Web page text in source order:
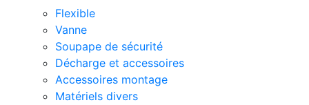
Flexible
Vanne
Soupape de sécurité
Décharge et accessoires
Accessoires montage
Matériels divers